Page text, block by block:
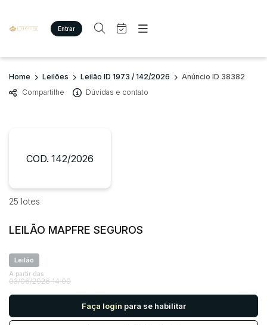
Entrar
Criar conta Entrar
Site
Agenda
Quem Somos
Imóveis
Veículos
Carros
Utilitário
Busca por palavra-chave
Bairro
Judiciais Extrajudiciais
R$
Quem Somos
Home Leilões Leilão ID 1973 / 142/2026
Anúncio ID 38382
Compartilhe
Dúvidas e contato
COD. 142/2026
25 lotes
LEILÃO MAPFRE SEGUROS
Leilão
A partir das
03/06/2026 14:00
Faça login para se habilitar